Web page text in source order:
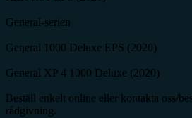
General-serien
General 1000 Deluxe EPS (2020)
General XP 4 1000 Deluxe (2020)
Beställ enkelt online eller kontakta oss/
rådgivning.